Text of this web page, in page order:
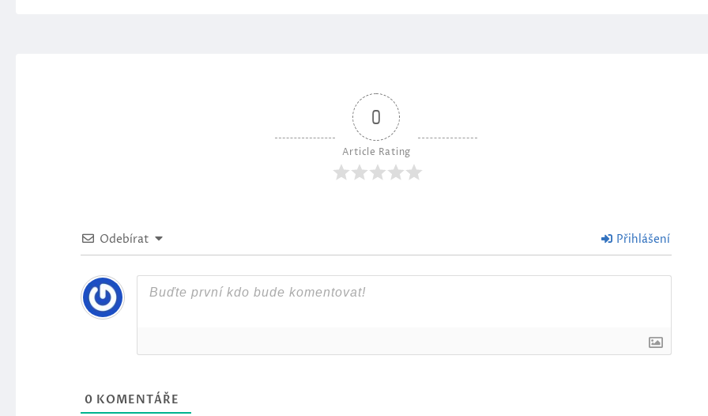
0
Article Rating
Odebírat Přihlášení
0 KOMENTÁŘE